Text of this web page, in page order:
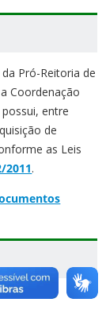
Pró-Reitoria de
Coordenação
entre
de
as Leis
2011.